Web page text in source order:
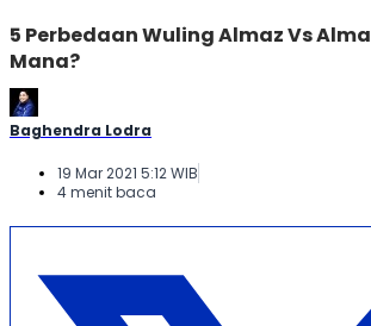
5 Perbedaan Wuling Almaz Vs
Mana?
Baghendra Lodra
19 Mar 2021 5:12 WIB
4 menit baca